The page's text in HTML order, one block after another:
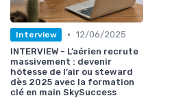
Interview • 12/06/2025
INTERVIEW - L’aérien recrute
massivement : devenir
hôtesse de l’air ou steward
dès 2025 avec la formation
clé en main SkySuccess